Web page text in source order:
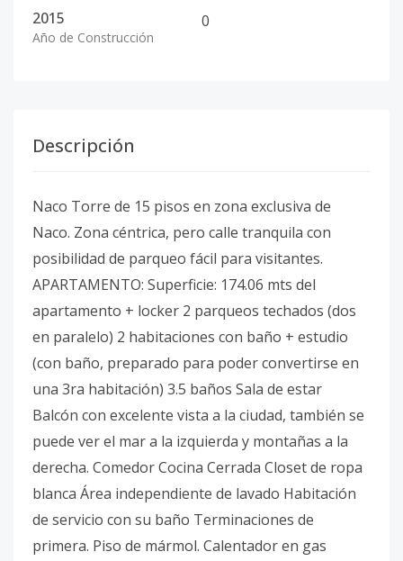
2015
Año de Construcción
0
Descripción
Naco Torre de 15 pisos en zona exclusiva de
Naco. Zona céntrica, pero calle tranquila con
posibilidad de parqueo fácil para visitantes.
APARTAMENTO: Superficie: 174.06 mts del
apartamento + locker 2 parqueos techados (dos
en paralelo) 2 habitaciones con baño + estudio
(con baño, preparado para poder convertirse en
una 3ra habitación) 3.5 baños Sala de estar
Balcón con excelente vista a la ciudad, también se
puede ver el mar a la izquierda y montañas a la
derecha. Comedor Cocina Cerrada Closet de ropa
blanca Área independiente de lavado Habitación
de servicio con su baño Terminaciones de
primera. Piso de mármol. Calentador en gas